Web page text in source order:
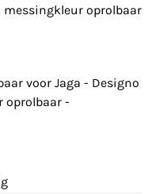
messingkleur oprolbaar
voor Jaga - Designo
oprolbaar -